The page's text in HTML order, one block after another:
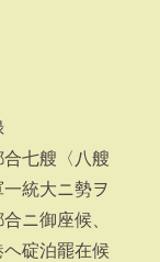
七艘〈八艘
統大ニ勢ヲ
ニ御座候、
碇泊罷在候